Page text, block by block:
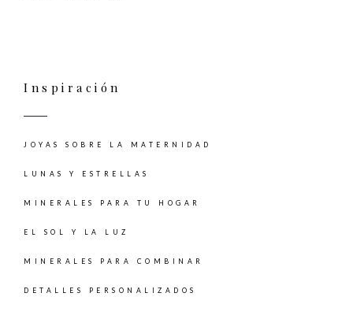
Inspiración
JOYAS SOBRE LA MATERNIDAD
LUNAS Y ESTRELLAS
MINERALES PARA TU HOGAR
EL SOL Y LA LUZ
MINERALES PARA COMBINAR
DETALLES PERSONALIZADOS